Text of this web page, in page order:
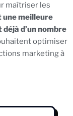
maîtriser les
une meilleure
d’un nombre
optimiser
marketing à